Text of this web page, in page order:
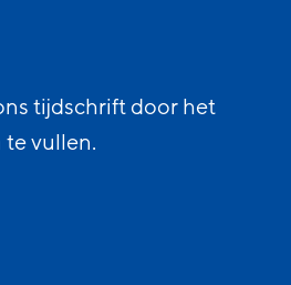
tijdschrift door het
vullen.